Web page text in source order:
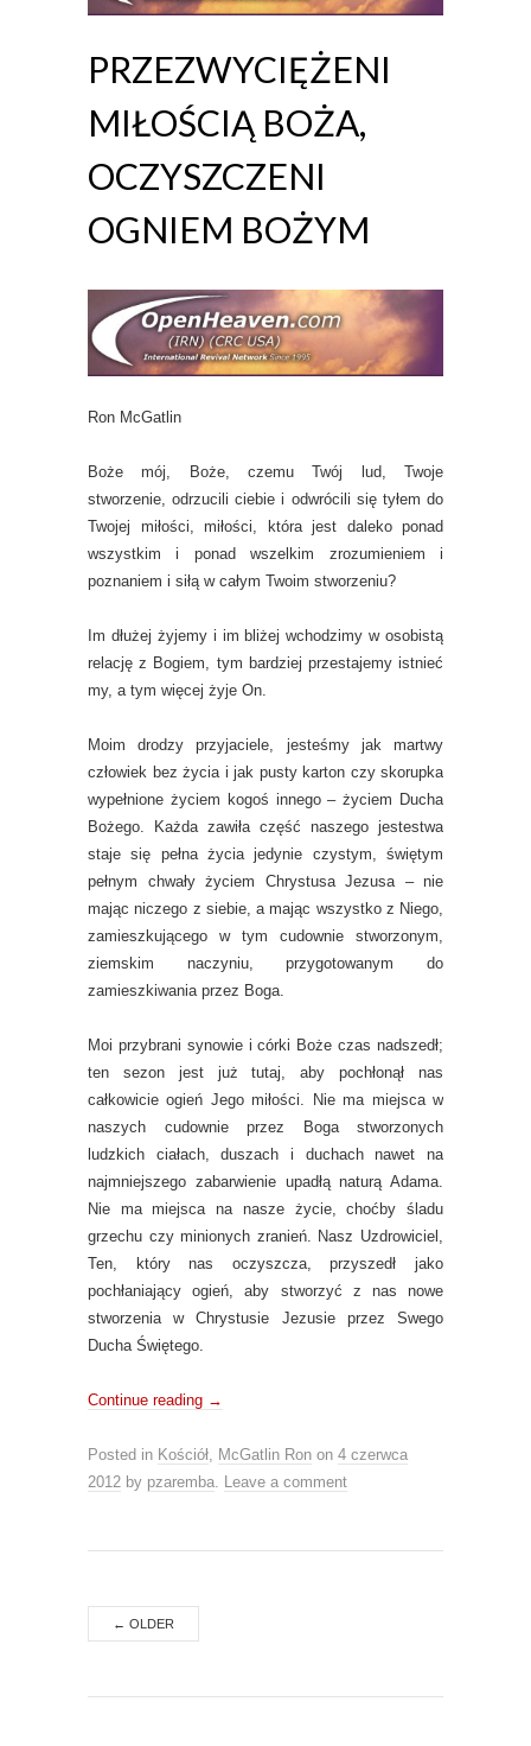
PRZEZWYCIĘŻENI
MIŁOŚCIĄ BOŻA,
OCZYSZCZENI
OGNIEM BOŻYM
Ron McGatlin
Boże mój, Boże, czemu Twój lud, Twoje
stworzenie, odrzucili ciebie i odwrócili się tyłem do
Twojej miłości, miłości, która jest daleko ponad
wszystkim i ponad wszelkim zrozumieniem i
poznaniem i siłą w całym Twoim stworzeniu?
Im dłużej żyjemy i im bliżej wchodzimy w osobistą
relację z Bogiem, tym bardziej przestajemy istnieć
my, a tym więcej żyje On.
Moim drodzy przyjaciele, jesteśmy jak martwy
człowiek bez życia i jak pusty karton czy skorupka
wypełnione życiem kogoś innego – życiem Ducha
Bożego. Każda zawiła część naszego jestestwa
staje się pełna życia jedynie czystym, świętym
pełnym chwały życiem Chrystusa Jezusa – nie
mając niczego z siebie, a mając wszystko z Niego,
zamieszkującego w tym cudownie stworzonym,
ziemskim naczyniu, przygotowanym do
zamieszkiwania przez Boga.
Moi przybrani synowie i córki Boże czas nadszedł;
ten sezon jest już tutaj, aby pochłonął nas
całkowicie ogień Jego miłości. Nie ma miejsca w
naszych cudownie przez Boga stworzonych
ludzkich ciałach, duszach i duchach nawet na
najmniejszego zabarwienie upadłą naturą Adama.
Nie ma miejsca na nasze życie, choćby śladu
grzechu czy minionych zranień. Nasz Uzdrowiciel,
Ten, który nas oczyszcza, przyszedł jako
pochłaniający ogień, aby stworzyć z nas nowe
stworzenia w Chrystusie Jezusie przez Swego
Ducha Świętego.
Continue reading →
Posted in Kościół McGatlin Ron on 4 czerwca
2012 by pzaremba Leave a comment
← OLDER